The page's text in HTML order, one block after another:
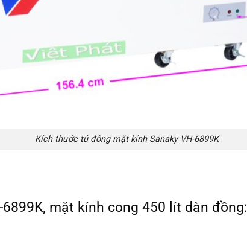
Kích thước tủ đông mặt kính Sanaky VH-6899K
mặt kính cong 450 lít dàn đồng: